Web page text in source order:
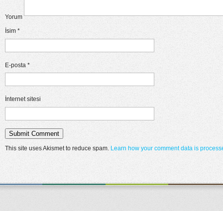
Yorum
İsim *
E-posta *
İnternet sitesi
This site uses Akismet to reduce spam. Learn how your comment data is